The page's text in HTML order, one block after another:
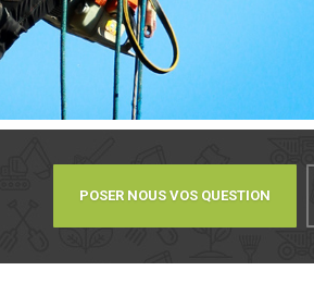
POSER NOUS VOS QUESTION